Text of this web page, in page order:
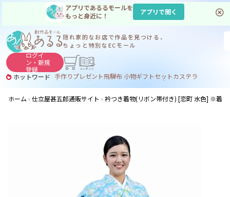
アプリであるるモールを
もっと身近に！
アプリで開く
隠れ家的なお店で作品を見つける、
ちょっと特別なECモール
ログイ
ン・新規
登録
ホットワード 手作りプレゼント飛騨布 小物ギフトセットカステラ
サヌカイト コーヒー
ジンギスカン
ホーム
仕立屋甚五郎通販サイト 衿つき着物(リボン帯付き) [恋町 水色] ※着